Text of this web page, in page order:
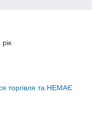
торгівля та НЕМАЄ